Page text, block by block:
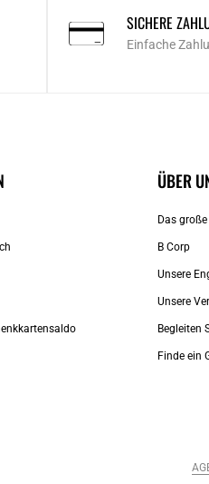
SICHERE
Einfache
ÜBER
Das große
B Corp
Unsere
Unsere
Begleiten
Finde ein